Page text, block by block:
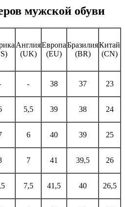
мужской обуви
Англия
(UK)
Европа
(EU)
Бразилия
(BR)
Китай
(CN)
- 38 37 23
5,5 39 38 24
6 40 39 25
7 41 39,5 26
7,5 41,5 40 26,5